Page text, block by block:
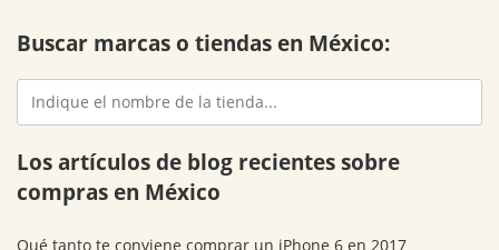
Buscar marcas o tiendas en México:
Los artículos de blog recientes sobre
compras en México
Qué tanto te conviene comprar un iPhone 6 en 2017